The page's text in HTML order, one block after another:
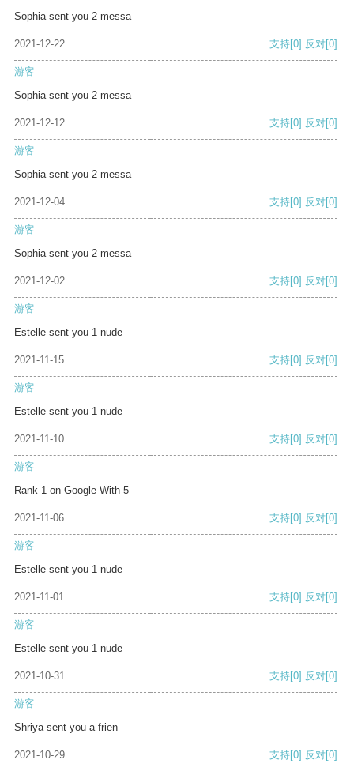
Sophia sent you 2 messa
2021-12-22 支持[0] 反对[0]
游客
Sophia sent you 2 messa
2021-12-12 支持[0] 反对[0]
游客
Sophia sent you 2 messa
2021-12-04 支持[0] 反对[0]
游客
Sophia sent you 2 messa
2021-12-02 支持[0] 反对[0]
游客
Estelle sent you 1 nude
2021-11-15 支持[0] 反对[0]
游客
Estelle sent you 1 nude
2021-11-10 支持[0] 反对[0]
游客
Rank 1 on Google With 5
2021-11-06 支持[0] 反对[0]
游客
Estelle sent you 1 nude
2021-11-01 支持[0] 反对[0]
游客
Estelle sent you 1 nude
2021-10-31 支持[0] 反对[0]
游客
Shriya sent you a frien
2021-10-29 支持[0] 反对[0]